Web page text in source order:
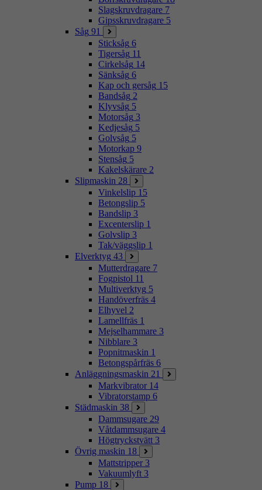
Slagskruvdragare 7
Gipsskruvdragare 5
Såg 91
Sticksåg 6
Tigersåg 11
Cirkelsåg 14
Sänksåg 6
Kap och gersåg 15
Bandsåg 2
Klyvsåg 5
Motorsåg 3
Kedjesåg 5
Golvsåg 5
Motorkap 9
Stensåg 5
Kakelskärare 2
Slipmaskin 28
Vinkelslip 15
Betongslip 5
Bandslip 3
Excenterslip 1
Golvslip 3
Tak/väggslip 1
Elverktyg 43
Mutterdragare 7
Fogpistol 11
Multiverktyg 5
Handöverfräs 4
Elhyvel 2
Lamellfräs 1
Mejselhammare 3
Nibblare 3
Popnitmaskin 1
Betongspårfräs 6
Anläggningsmaskin 21
Markvibrator 14
Vibratorstamp 6
Städmaskin 38
Dammsugare 29
Våtdammsugare 4
Högtryckstvätt 3
Övrig maskin 18
Mattstripper 3
Vakuumlyft 3
Pump 18